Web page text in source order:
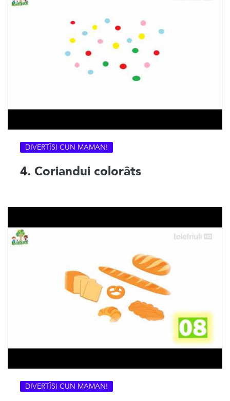
DIVERTÎSI CUN MAMAN!
4. Coriandui colorâts
DIVERTÎSI CUN MAMAN!